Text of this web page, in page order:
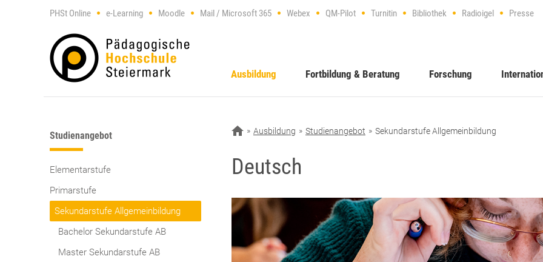
PHSt Online e-Learning Moodle Mail / Microsoft 365 Webex QM-Pilot Turnitin Bibliothek Radioigel Presse
Ausbildung Fortbildung & Beratung Forschung
Studienangebot
Elementarstufe
Primarstufe
Sekundarstufe Allgemeinbildung
Bachelor Sekundarstufe AB
Master Sekundarstufe AB
Ausbildung Studienangebot Sekundarstufe Allgemeinbildung
Deutsch